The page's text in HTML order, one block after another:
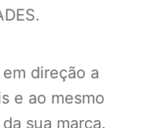
direção a
e ao mesmo
sua marca.